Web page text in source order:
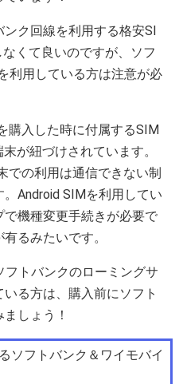
ク回線を利用する格安SI
くて良いのですが、ソフ
利用している方は注意が必
購入した時に付属するSIM
が紐づけされています。
での利用は通信できない制
Android SIMを利用してい
機種変更手続きが必要で
るみたいです。
フトバンクのローミングサ
る方は、購入前にソフト
しょう！
ソフトバンク＆ワイモバイ